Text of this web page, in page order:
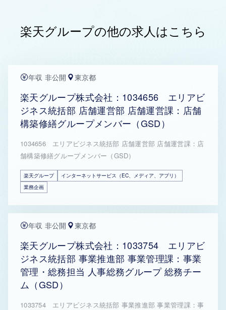
楽天グループの他の求人はこちら
年収 非公開 東京都
楽天グループ株式会社：1034656 エリアビ
ジネス統括部 店舗運営部 店舗運営課：店舗
構築修繕グループメンバー（GSD）
1034656 エリアビジネス統括部 店舗運営部 店舗運営課：店
舗構築修繕グループメンバー（GSD）
楽天グループ
インターネットサービス（EC、メディア、アプリ）
業務企画
年収 非公開 東京都
楽天グループ株式会社：1033754 エリアビ
ジネス統括部 事業推進部 事業管理課：事業
管理・総務担当 人事総務グループ 総務チー
ム（GSD）
1033754 エリアビジネス統括部 事業推進部 事業管理課：事